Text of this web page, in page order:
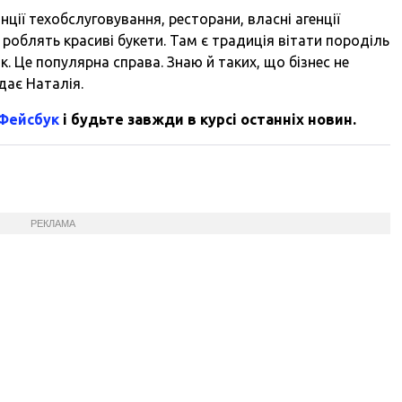
техобслуговування, ресторани, власні агенції
красиві букети. Там є традиція вітати породіль
Це популярна справа. Знаю й таких, що бізнес не
Наталія.
і будьте завжди в курсі останніх новин.
РЕКЛАМА